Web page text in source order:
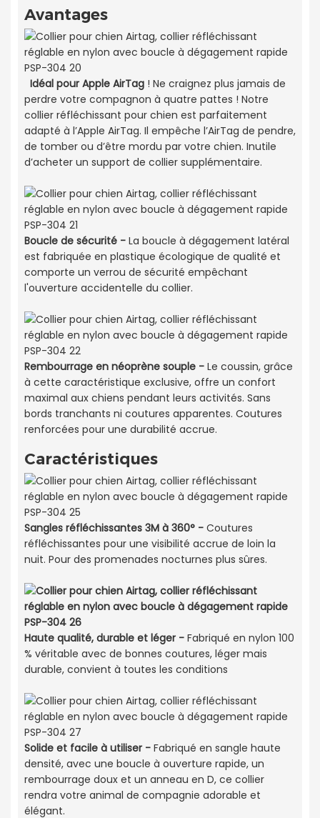
Avantages
Idéal pour Apple AirTag! Ne craignez plus jamais de
perdre votre compagnon à quatre pattes ! Notre
collier réfléchissant pour chien est parfaitement
adapté à l’Apple AirTag. Il empêche l’AirTag de pendre,
de tomber ou d’être mordu par votre chien. Inutile
d’acheter un support de collier supplémentaire.
Boucle de sécurité -La boucle à dégagement latéral
est fabriquée en plastique écologique de qualité et
comporte un verrou de sécurité empêchant
l'ouverture accidentelle du collier.
Rembourrage en néoprène souple -Le coussin, grâce
à cette caractéristique exclusive, offre un confort
maximal aux chiens pendant leurs activités. Sans
bords tranchants ni coutures apparentes. Coutures
renforcées pour une durabilité accrue.
Caractéristiques
Sangles réfléchissantes 3M à 360° -Coutures
réfléchissantes pour une visibilité accrue de loin la
nuit. Pour des promenades nocturnes plus sûres.
Haute qualité, durable et léger -Fabriqué en nylon 100
% véritable avec de bonnes coutures, léger mais
durable, convient à toutes les conditions
Solide et facile à utiliser -Fabriqué en sangle haute
densité, avec une boucle à ouverture rapide, un
rembourrage doux et un anneau en D, ce collier
rendra votre animal de compagnie adorable et
élégant.